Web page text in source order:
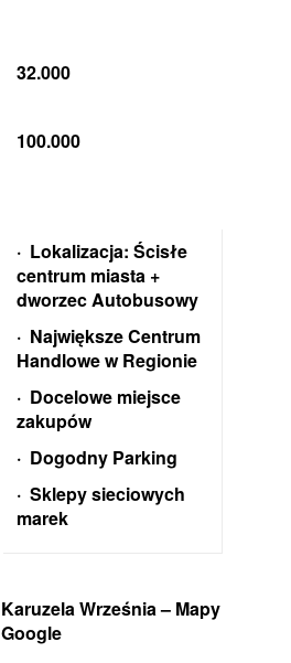
32.000
100.000
· Lokalizacja: Ścisłe
centrum miasta +
dworzec Autobusowy
· Największe Centrum
Handlowe w Regionie
· Docelowe miejsce
zakupów
· Dogodny Parking
· Sklepy sieciowych
marek
Karuzela Września– Mapy
Google